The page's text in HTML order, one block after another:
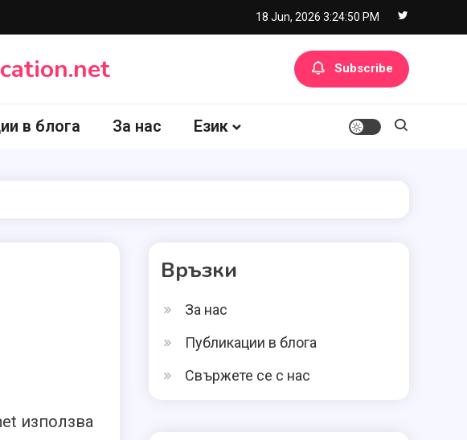
18 Jun, 2026 3:24:51 PM
Subscribe
в блога За нас Език
използва
Връзки
За нас
Публикации в блога
Свържете се с нас